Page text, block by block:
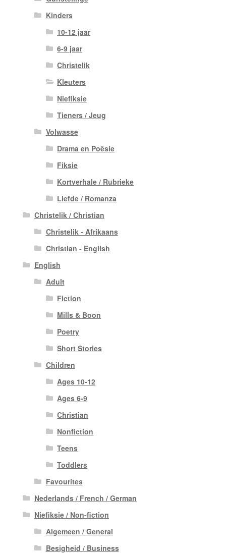
Kinders
10-12 jaar
6-9 jaar
Christelik
Kleuters
Niefiksie
Tieners / Jeug
Volwasse
Drama en Poësie
Fiksie
Kortverhale / Rubrieke
Liefde / Romanza
Christelik / Christian
Christelik - Afrikaans
Christian - English
English
Adult
Fiction
Mills & Boon
Poetry
Short Stories
Children
Ages 10-12
Ages 6-9
Christian
Nonfiction
Teens
Toddlers
Favourites
Nederlands / French / German
Niefiksie / Non-fiction
Algemeen / General
Besigheid / Business